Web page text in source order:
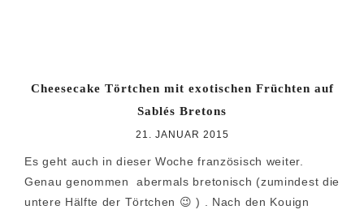
Cheesecake Törtchen mit exotischen Früchten auf
Sablés Bretons
21. JANUAR 2015
Es geht auch in dieser Woche französisch weiter.
Genau genommen abermals bretonisch (zumindest die
untere Hälfte der Törtchen 😉 ) . Nach den Kouign